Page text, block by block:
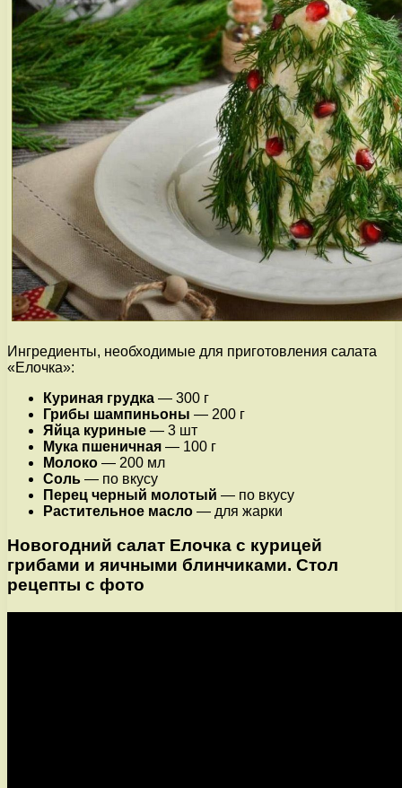
Ингредиенты, необходимые для приготовления салата
«Елочка»:
Куриная грудка — 300 г
Грибы шампиньоны — 200 г
Яйца куриные — 3 шт
Мука пшеничная — 100 г
Молоко — 200 мл
Соль — по вкусу
Перец черный молотый — по вкусу
Растительное масло — для жарки
Новогодний салат Елочка с курицей
грибами и яичными блинчиками. Стол
рецепты с фото